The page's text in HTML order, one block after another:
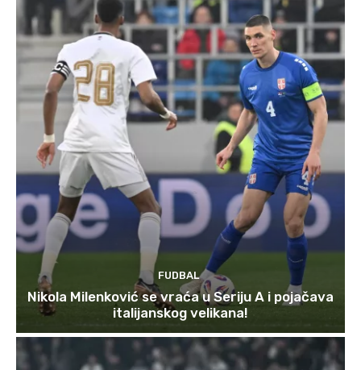
FUDBAL
Nikola Milenković se vraća u Seriju A i pojačava
italijanskog velikana!